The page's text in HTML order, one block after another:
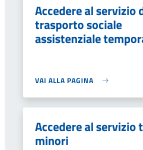
Accedere al servizio
trasporto sociale
assistenziale
VAI ALLA PAGINA
Accedere al servizio
minori